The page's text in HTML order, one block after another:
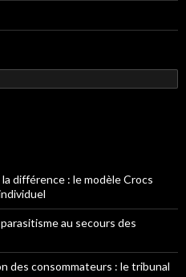
différence : le modèle Crocs
au secours des
des consommateurs : le tribunal